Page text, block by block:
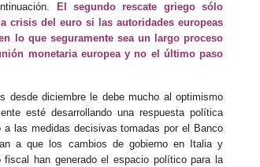
El segundo rescate griego sólo
crisis del euro si las autoridades europeas
lo que seguramente sea un largo proceso
monetaria europea y no el último paso
desde diciembre le debe mucho al optimismo
esté desarrollando una respuesta política
las medidas decisivas tomadas por el Banco
a que los cambios de gobierno en Italia y
han generado el espacio político para la